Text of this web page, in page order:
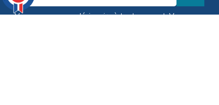
Vous pouvez vous désinscrire à tout moment. Vous